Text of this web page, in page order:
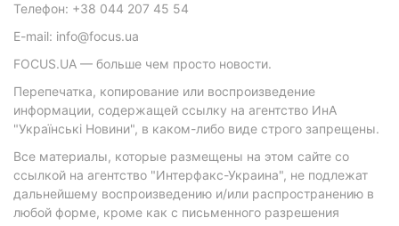
Телефон: +38 044 207 45 54
E-mail: info@focus.ua
FOCUS.UA — больше чем просто новости.
Перепечатка, копирование или воспроизведение
информации, содержащей ссылку на агентство ИнА
"Українські Новини", в каком-либо виде строго запрещены.
Все материалы, которые размещены на этом сайте со
ссылкой на агентство "Интерфакс-Украина", не подлежат
дальнейшему воспроизведению и/или распространению в
любой форме, кроме как с письменного разрешения